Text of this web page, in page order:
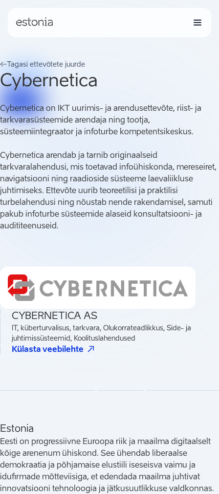
Tagasi ettevõtete juurde
Cybernetica
Cybernetica on IKT uurimis- ja arendusettevõte, riist- ja
tarkvarasüsteemide arendaja ning tootja,
süsteemiintegraator ja infoturbe kompetentsikeskus.
Cybernetica arendab ja tarnib originaalseid
tarkvaralahendusi, mis toetavad infoühiskonda, mereseiret,
navigatsiooni ning raadioside süsteeme laevaliikluse
juhtimiseks. Ettevõte uurib teoreetilisi ja praktilisi
turbelahendusi ning nõustab nende rakendamisel, samuti
pakub infoturbe süsteemide alaseid konsultatsiooni- ja
audititeenuseid.
CYBERNETICA AS
IT, küberturvalisus, tarkvara, Olukorrateadlikkus, Side- ja
juhtimissüsteemid, Koolituslahendused
Külasta veebilehte
Estonia
Eesti on progressiivne Euroopa riik ja maailma digitaalselt
kõige arenenum ühiskond. See ühendab liberaalse
demokraatia ja põhjamaise elustiili iseseisva vaimu ja
idufirmade mõtteviisiga, et edendada maailma juhtivat
innovatsiooni tehnoloogia ja jätkusuutlikkuse valdkonnas.